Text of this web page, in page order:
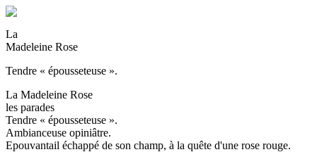
La
Madeleine Rose
Tendre « épousseteuse ».
La Madeleine Rose
les parades
Tendre « épousseteuse ».
Ambianceuse opiniâtre.
Epouvantail échappé de son champ, à la quête d'une rose rouge.